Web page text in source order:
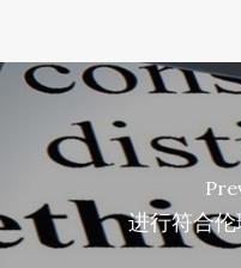
进行符合